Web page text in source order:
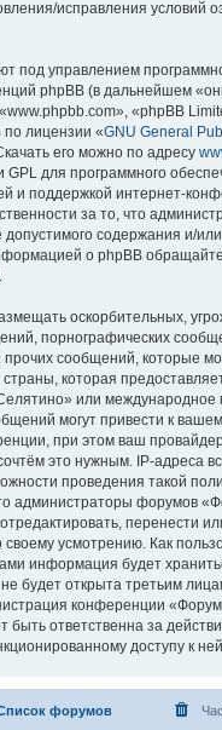
исправления условий
под управлением
phpBB (в дальнейшем
«phpBB
лицензии «GNU General
его можно по адресу
для программного
и поддержкой интернет-
за то, что
допустимого содержания и/
о phpBB
.
оскорбительных,
порнографических
сообщений, которые
которая предоставляет
или международное
могут привести к
при этом ваш
это нужным. IP-адреса
проведения такой
администраторы форумов
перенести
усмотрению. Как
информация будет
будет открыта третьим
конференции
быть ответственна за
доступу к
форумов